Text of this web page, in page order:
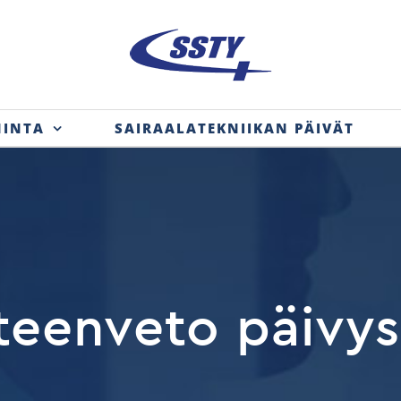
SAIRAALATEKNIIKAN PÄIVÄT